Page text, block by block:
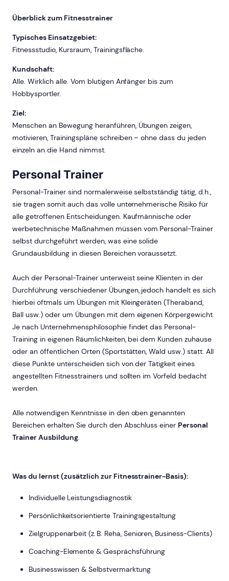
Überblick zum Fitnesstrainer
Typisches Einsatzgebiet:
Fitnessstudio, Kursraum, Trainingsfläche.
Kundschaft:
Alle. Wirklich alle. Vom blutigen Anfänger bis zum
Hobbysportler.
Ziel:
Menschen an Bewegung heranführen, Übungen zeigen,
motivieren, Trainingspläne schreiben – ohne dass du jeden
einzeln an die Hand nimmst.
Personal Trainer
Personal-Trainer sind normalerweise selbstständig tätig, d.h.,
sie tragen somit auch das volle unternehmerische Risiko für
alle getroffenen Entscheidungen. Kaufmännische oder
werbetechnische Maßnahmen müssen vom Personal-Trainer
selbst durchgeführt werden, was eine solide
Grundausbildung in diesen Bereichen voraussetzt.
Auch der Personal-Trainer unterweist seine Klienten in der
Durchführung verschiedener Übungen, jedoch handelt es sich
hierbei oftmals um Übungen mit Kleingeräten (Theraband,
Ball usw.) oder um Übungen mit dem eigenen Körpergewicht.
Je nach Unternehmensphilosophie findet das Personal-
Training in eigenen Räumlichkeiten, bei dem Kunden zuhause
oder an öffentlichen Orten (Sportstätten, Wald usw.) statt. All
diese Punkte unterscheiden sich von der Tätigkeit eines
angestellten Fitnesstrainers und sollten im Vorfeld bedacht
werden.
Alle notwendigen Kenntnisse in den oben genannten
Bereichen erhalten Sie durch den Abschluss einer Personal
Trainer Ausbildung.
Was du lernst (zusätzlich zur Fitnesstrainer-Basis):
Individuelle Leistungsdiagnostik
Persönlichkeitsorientierte Trainingsgestaltung
Zielgruppenarbeit (z. B. Reha, Senioren, Business-Clients)
Coaching-Elemente & Gesprächsführung
Businesswissen & Selbstvermarktung